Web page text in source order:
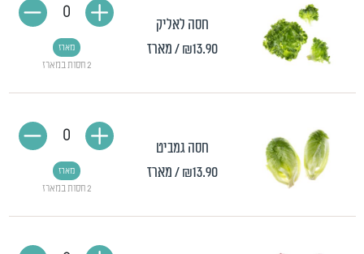
חסה לאליק
₪13.90 / מארז
2 חסות במארז
מארז
0
חסה גמביט
₪13.90 / מארז
2 חסות במארז
מארז
0